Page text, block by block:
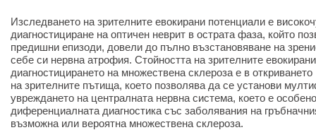
Изследването на зрителните евокирани потенциали е
диагностициране на оптичен неврит в острата фаза, който
предишни епизоди, довели до пълно възстановяване на
себе си нервна атрофия. Стойността на зрителните
диагностицирането на множествена склероза е в
на зрителните пътища, което позволява да се установи
увреждането на централната нервна система, което е
диференциалната диагностика със заболявания на
възможна или вероятна множествена склероза.